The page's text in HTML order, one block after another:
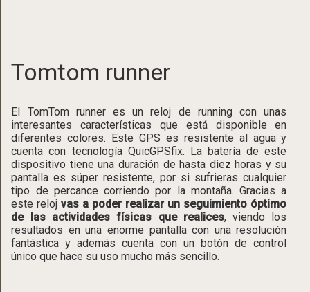
Tomtom runner
El TomTom runner es un reloj de running con unas
interesantes características que está disponible en
diferentes colores. Este GPS es resistente al agua y
cuenta con tecnología QuicGPSfix. La batería de este
dispositivo tiene una duración de hasta diez horas y su
pantalla es súper resistente, por si sufrieras cualquier
tipo de percance corriendo por la montaña. Gracias a
este relojvas a poder realizar un seguimiento óptimo
de las actividades físicas que realices, viendo los
resultados en una enorme pantalla con una resolución
fantástica y además cuenta con un botón de control
único que hace su uso mucho más sencillo.